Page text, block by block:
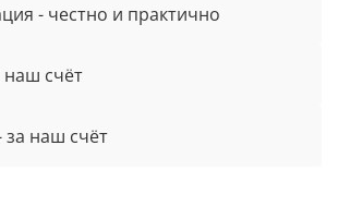
- честно и практично
наш счёт
за наш счёт